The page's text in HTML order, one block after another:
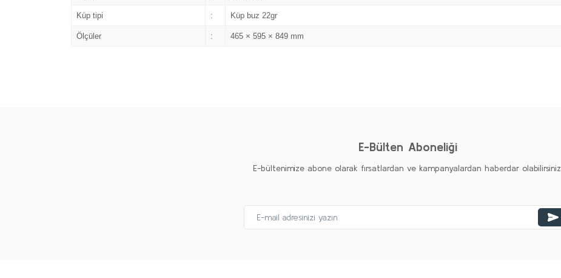
Küp tipi : Küp buz 22gr
Ölçüler : 465 × 595 × 849 mm
E-Bülten Aboneliği
E-bültenimize abone olarak fırsatlardan ve kampanyalardan haberdar olabilirsiniz.